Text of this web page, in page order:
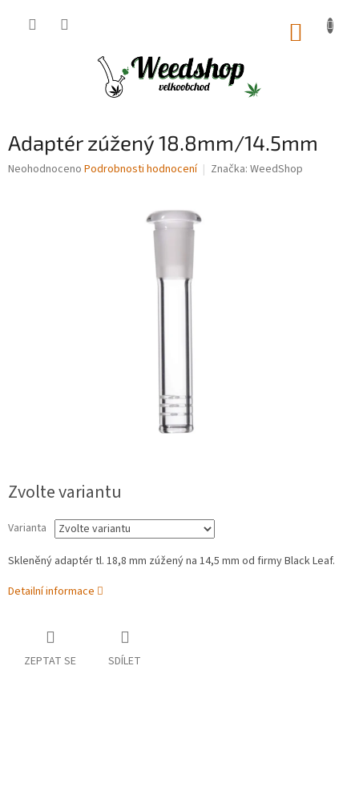
Adaptér zúžený 18.8mm/14.5mm
Průměrné
Neohodnoceno Podrobnosti hodnocení Značka: WeedShop
Zvolte variantu
Varianta
Skleněný adaptér tl. 18,8 mm zúžený na 14,5 mm od firmy Black Leaf.
Detailní informace
ZEPTAT SE SDÍLET